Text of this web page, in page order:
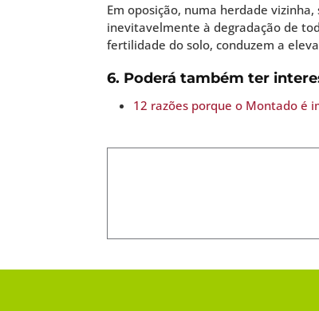
Em oposição, numa herdade
inevitavelmente à degradação de
fertilidade do solo, conduzem a
6. Poderá também ter
12 razões porque o Montado é